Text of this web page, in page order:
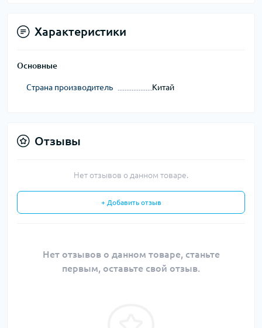
Характеристики
Основные
Страна производитель Китай
Отзывы
Нет отзывов о данном товаре.
+ Добавить отзыв
Нет отзывов о данном товаре, станьте
первым, оставьте свой отзыв.